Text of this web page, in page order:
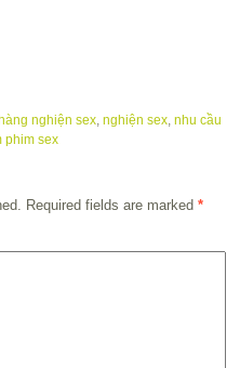
nghiện sex, nghiện sex, nhu cầu
phim sex
Required fields are marked *